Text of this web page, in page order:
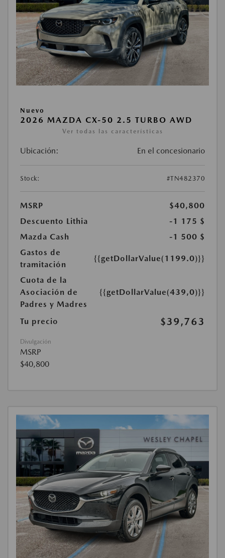
Nuevo
2026 MAZDA CX-50 2.5 TURBO AWD
Ver todas las características
Ubicación: En el concesionario
Stock: #TN482370
MSRP
$40,800
Descuento Lithia
-1 175 $
Mazda Cash
-1 500 $
Gastos de
tramitación
{{getDollarValue(1199.0)}}
Cuota de la
Asociación de
Padres y Madres
{{getDollarValue(439,0)}}
Tu precio $39,763
Divulgación
MSRP
$40,800